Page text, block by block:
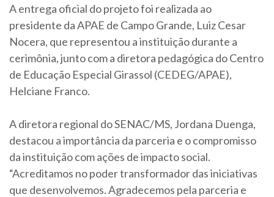
A entrega oficial do projeto foi realizada ao
presidente da APAE de Campo Grande, Luiz Cesar
Nocera, que representou a instituição durante a
cerimônia, junto com a diretora pedagógica do Centro
de Educação Especial Girassol (CEDEG/APAE),
Helciane Franco.
A diretora regional do SENAC/MS, Jordana Duenga,
destacou a importância da parceria e o compromisso
da instituição com ações de impacto social.
“Acreditamos no poder transformador das iniciativas
que desenvolvemos. Agradecemos pela parceria e